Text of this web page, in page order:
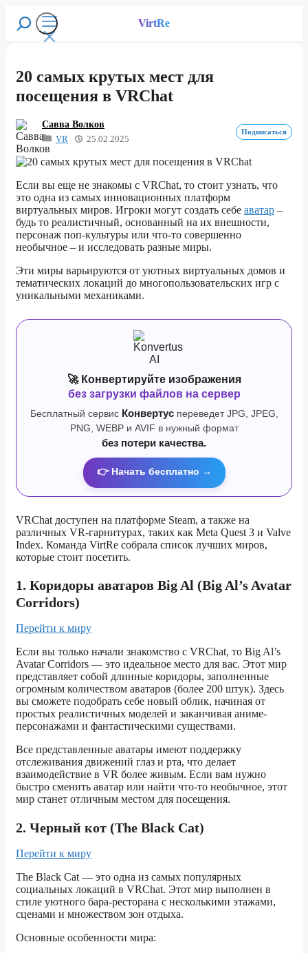
Перейти
содержимому
VirtRe
Меню
Поиск
20 самых крутых мест для
посещения в VRChat
Савва Волков
VR
25.02.2025
Подписаться
Если вы еще не знакомы с VRChat, то стоит узнать, что
это одна из самых инновационных платформ
виртуальных миров. Игроки могут создать себе аватар –
будь то реалистичный, основанный на их внешности,
персонаж поп-культуры или что-то совершенно
необычное – и исследовать разные миры.
Эти миры варьируются от уютных виртуальных домов и
тематических локаций до многопользовательских игр с
уникальными механиками.
🚀 Конвертируйте изображения
без загрузки файлов на сервер
Бесплатный сервис Конвертуспереведет JPG, JPEG,
PNG, WEBP и AVIF в нужный формат
без потери качества.
👉 Начать бесплатно →
VRChat доступен на платформе Steam, а также на
различных VR-гарнитурах, таких как Meta Quest 3 и Valve
Index. Команда VirtRe собрала список лучших миров,
которые стоит посетить.
1. Коридоры аватаров Big Al (Big Al’s Avatar
Corridors)
Перейти к миру
Если вы только начали знакомство с VRChat, то Big Al’s
Avatar Corridors — это идеальное место для вас. Этот мир
представляет собой длинные коридоры, заполненные
огромным количеством аватаров (более 200 штук). Здесь
вы сможете подобрать себе новый облик, начиная от
простых реалистичных моделей и заканчивая аниме-
персонажами и фантастическими существами.
Все представленные аватары имеют поддержку
отслеживания движений глаз и рта, что делает
взаимодействие в VR более живым. Если вам нужно
быстро сменить аватар или найти что-то необычное, этот
мир станет отличным местом для посещения.
2. Черный кот (The Black Cat)
Перейти к миру
The Black Cat — это одна из самых популярных
социальных локаций в VRChat. Этот мир выполнен в
стиле уютного бара-ресторана с несколькими этажами,
сценами и множеством зон отдыха.
Основные особенности мира: